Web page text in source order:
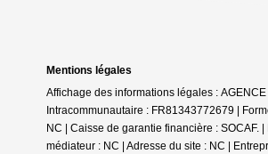
Mentions légales
Affichage des informations légales :
Intracommunautaire : FR81343772679 |
NC | Caisse de garantie financière : SOCAF.
médiateur : NC | Adresse du site : NC |